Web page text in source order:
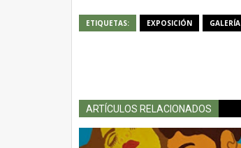
ETIQUETAS: EXPOSICIÓN GALERÍA
ARTÍCULOS RELACIONADOS